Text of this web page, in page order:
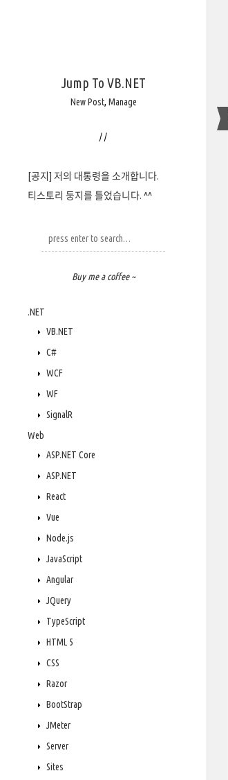
Jump To VB.NET
New Post, Manage
/ /
[공지] 저의 대통령을 소개합니다.
티스토리 둥지를 틀었습니다. ^^
Buy me a coffee ~
.NET
VB.NET
C#
WCF
WF
SignalR
Web
ASP.NET Core
ASP.NET
React
Vue
Node.js
JavaScript
Angular
JQuery
TypeScript
HTML 5
CSS
Razor
BootStrap
JMeter
Server
Sites